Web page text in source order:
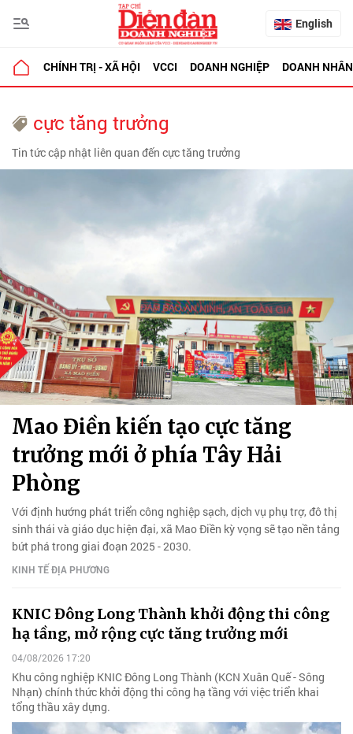
English
CHÍNH TRỊ - XÃ HỘI VCCI DOANH NGHIỆP DOANH NHÂN
cực tăng trưởng
Tin tức cập nhật liên quan đến cực tăng trưởng
Mao Điền kiến tạo cực tăng
trưởng mới ở phía Tây Hải
Phòng
Với định hướng phát triển công nghiệp sạch, dịch vụ phụ trợ, đô thị
sinh thái và giáo dục hiện đại, xã Mao Điền kỳ vọng sẽ tạo nền tảng
bứt phá trong giai đoạn 2025 - 2030.
KINH TẾ ĐỊA PHƯƠNG
KNIC Đông Long Thành khởi động thi công
hạ tầng, mở rộng cực tăng trưởng mới
04/08/2026 17:20
Khu công nghiệp KNIC Đông Long Thành (KCN Xuân Quế - Sông
Nhạn) chính thức khởi động thi công hạ tầng với việc triển khai
tổng thầu xây dựng.